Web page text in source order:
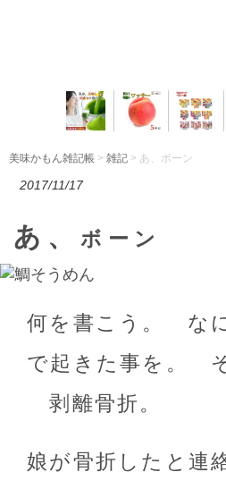
美味かもん雑記帳 > 雑記 > あ、ボーン
2017/11/17
あ、 ボーン
何を書こう。 な
で起きた事を。
剥離骨折。
娘が骨折したと連